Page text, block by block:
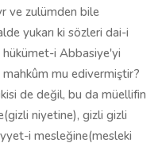
ve zulümden bile
yukarı ki sözleri dai-i
i Abbasiye'yi
mu edivermiştir?
de değil, bu da müellifin
niyetine), gizli gizli
i mesleğine(mesleki